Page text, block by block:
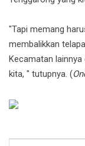
"Tapi memang
membalikkan
Kecamatan lainnya
kita, " tutupnya. (